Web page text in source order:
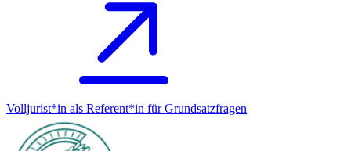
Volljurist*in als Referent*in für Grundsatz­fragen